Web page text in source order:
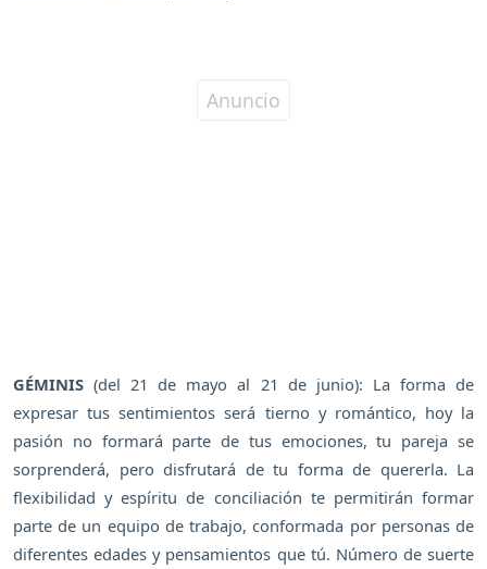
GÉMINIS (del 21 de mayo al 21 de junio): La forma de
expresar tus sentimientos será tierno y romántico, hoy la
pasión no formará parte de tus emociones, tu pareja se
sorprenderá, pero disfrutará de tu forma de quererla. La
flexibilidad y espíritu de conciliación te permitirán formar
parte de un equipo de trabajo, conformada por personas de
diferentes edades y pensamientos que tú. Número de suerte